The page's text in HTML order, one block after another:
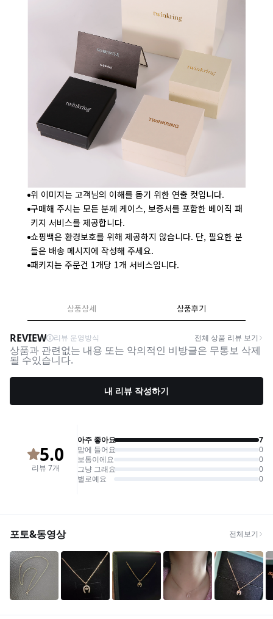
위 이미지는 고객님의 이해를 돕기 위한 연출 컷입니다.
구매해 주시는 모든 분께 케이스, 보증서를 포함한 베이직 패
키지 서비스를 제공합니다.
쇼핑백은 환경보호를 위해 제공하지 않습니다. 단, 필요한 분
들은 배송 메시지에 작성해 주세요.
패키지는 주문건 1개당 1개 서비스입니다.
상품상세 상품후기